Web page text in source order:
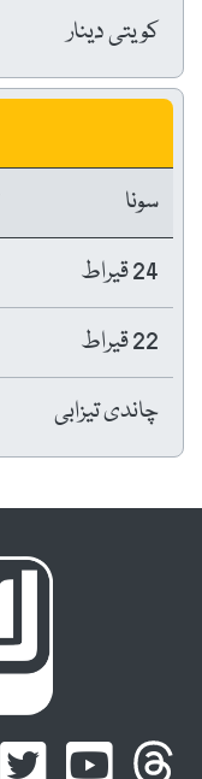
کویتی دینار
سونا
24 قیراط
22 قیراط
چاندی تیزابی